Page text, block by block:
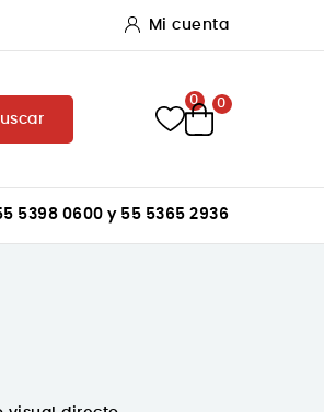
Mi cuenta
0 0
5398 0600 y 55 5365 2936